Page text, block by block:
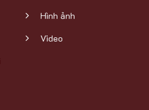
Hình ảnh
Video